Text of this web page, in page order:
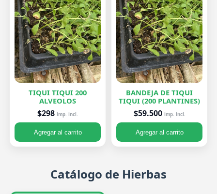
TIQUI TIQUI 200
ALVEOLOS
$298 imp. incl.
Agregar al carrito
BANDEJA DE TIQUI
TIQUI (200 PLANTINES)
$59.500 imp. incl.
Agregar al carrito
Catálogo de Hierbas